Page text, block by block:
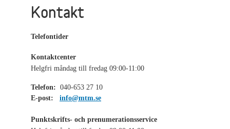
Kontakt
Telefontider
Kontaktcenter
Helgfri måndag till fredag 09:00-11:00
Telefon: 040-653 27 10
E-post:
info@mtm.se
Punktskrifts- och prenumerationsservice